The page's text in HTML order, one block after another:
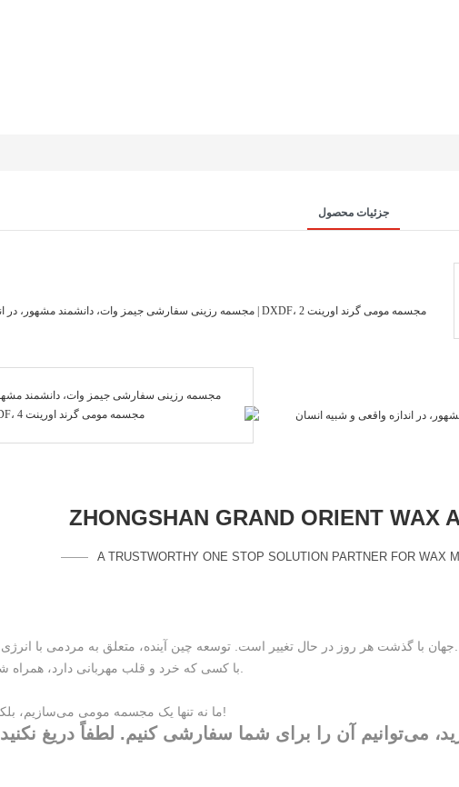
جزئیات محصول
ZHONGSHAN GRAND ORIENT WAX
A TRUSTWORTHY ONE STOP SOLUTION PARTNER FOR WAX
ما نه تنها یک مجسمه مومی می‌سازیم، بلکه نوعی فرهنگ را نیز گسترش می‌دهیم!
می‌توانیم آن را برای شما سفارشی کنیم. لطفاً دریغ نکنید